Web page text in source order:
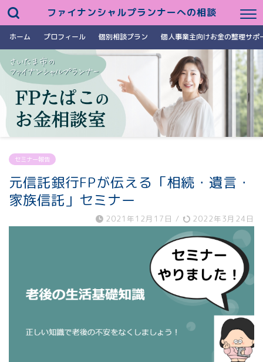
ファイナンシャルプランナーへの相談
ホーム プロフィール 個別相談プラン 個人事業主向けお金の整理サポ
セミナー報告
元信託銀行FPが伝える「相続・遺言・
家族信託」セミナー
2021年12月17日 / 2022年3月24日